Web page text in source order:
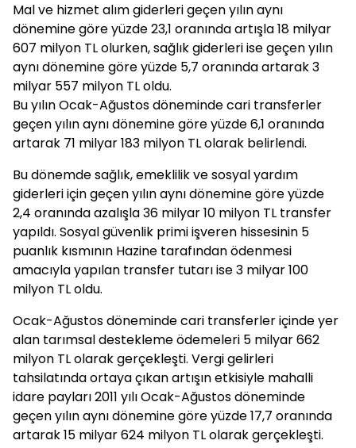
Mal ve hizmet alım giderleri geçen yılın aynı
dönemine göre yüzde 23,1 oranında artışla 18 milyar
607 milyon TL olurken, sağlık giderleri ise geçen yılın
aynı dönemine göre yüzde 5,7 oranında artarak 3
milyar 557 milyon TL oldu.
Bu yılın Ocak-Ağustos döneminde cari transferler
geçen yılın aynı dönemine göre yüzde 6,1 oranında
artarak 71 milyar 183 milyon TL olarak belirlendi.
Bu dönemde sağlık, emeklilik ve sosyal yardım
giderleri için geçen yılın aynı dönemine göre yüzde
2,4 oranında azalışla 36 milyar 10 milyon TL transfer
yapıldı. Sosyal güvenlik primi işveren hissesinin 5
puanlık kısmının Hazine tarafından ödenmesi
amacıyla yapılan transfer tutarı ise 3 milyar 100
milyon TL oldu.
Ocak-Ağustos döneminde cari transferler içinde yer
alan tarımsal destekleme ödemeleri 5 milyar 662
milyon TL olarak gerçekleşti. Vergi gelirleri
tahsilatında ortaya çıkan artışın etkisiyle mahalli
idare payları 2011 yılı Ocak-Ağustos döneminde
geçen yılın aynı dönemine göre yüzde 17,7 oranında
artarak 15 milyar 624 milyon TL olarak gerçekleşti.